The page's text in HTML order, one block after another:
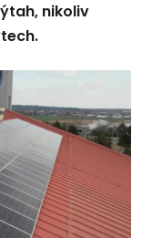
nikoliv